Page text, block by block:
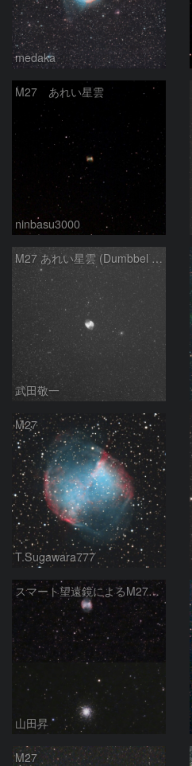
medaka
M27 あれい星雲
ninbasu3000
M27 あれい星雲 (Dumbbel Nebura/Apple Core Nebula)
武田敬一
M27
T.Sugawara777
スマート望遠鏡によるM27とM13
山田昇
M27